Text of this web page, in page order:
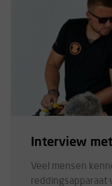
Interview
Veel mensen
reddingsapparaat